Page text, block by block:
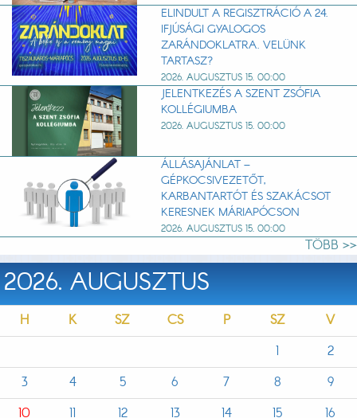
ELINDULT A REGISZTRÁCIÓ A 24.
IFJÚSÁGI GYALOGOS
ZARÁNDOKLATRA. VELÜNK
TARTASZ?
2026. AUGUSZTUS 15. 00:00
JELENTKEZÉS A SZENT ZSÓFIA
KOLLÉGIUMBA
2026. AUGUSZTUS 15. 00:00
ÁLLÁSAJÁNLAT –
GÉPKOCSIVEZETŐT,
KARBANTARTÓT ÉS SZAKÁCSOT
KERESNEK MÁRIAPÓCSON
2026. AUGUSZTUS 15. 00:00
TÖBB >>
2026. AUGUSZTUS
H K SZ CS P SZ
V
1
2
3
4 5 6 7 8
9
10
11 12 13 14 15
16